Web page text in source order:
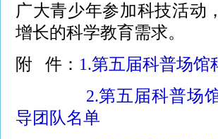
广大青少年参加科技活动
增长的科学教育需求。
附 件： 1.第五届科普场
2.第五届科普场
导团队名单